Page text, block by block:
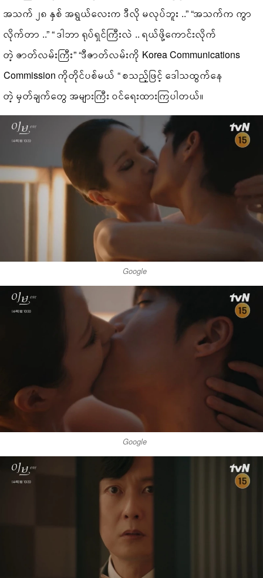
အသက် ၂၈ နှစ် အရွယ်လေးက ဒီလို မလုပ်ဘူး ..” “အသက်က ကွာ
လိုက်တာ ..” “ ဒါဘာ ရုပ်ရှင်ကြီးလဲ .. ရယ်ဖို့ကောင်းလိုက်
တဲ့ ဇာတ်လမ်းကြီး” “ဒီဇာတ်လမ်းကို Korea Communications
Commission ကိုတိုင်ပစ်မယ် “ စသည့်ဖြင့် ဒေါသထွက်နေ
တဲ့ မှတ်ချက်တွေ အများကြီး ဝင်ရေးထားကြပါတယ်။
Google
Google